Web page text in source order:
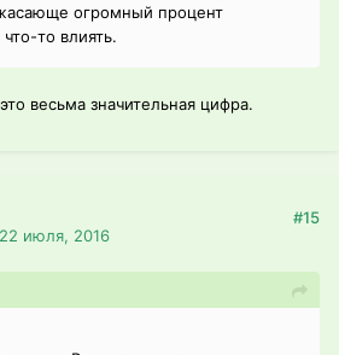
огромный процент
то влиять.
весьма значительная цифра.
22 июля, 2016
#15